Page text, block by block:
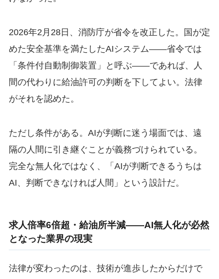
2026年2月28日、消防庁が省令を改正した。国が定
めた安全基準を満たしたAIシステム——省令では
「条件付自動制御装置」と呼ぶ——であれば、人
間の代わりに給油許可の判断を下してよい。法律
がそれを認めた。
ただし条件がある。AIが判断に迷う場面では、遠
隔の人間に引き継ぐことが義務づけられている。
完全な無人化ではなく、「AIが判断できるうちは
AI、判断できなければ人間」という設計だ。
求人倍率6倍超・給油所半減——AI無人化が必然
となった業界の現実
法律が変わったのは、技術が進歩したからだけで